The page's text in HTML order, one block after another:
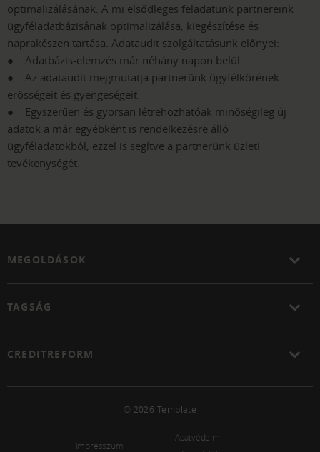
optimalizálásának. A mi elsődleges feladatunk partnereink
ügyféladatbázisának optimalizálása, kiegészítése és
naprakészen tartása. Adataudit szolgáltatásunk előnyei:
● Adatbázis-elemzés már néhány napon belül.
● Az adataudit megmutatja partnerünk ügyfélkörének
erősségeit és gyengeségeit.
● Egyszerűen és gyorsan létrehozhatóak minőségileg új
adatok a már egyébként is rendelkezésre álló
ügyféladatokból, ezzel is segítve a partnerünk üzleti
tevékenységét.
MEGOLDÁSOK
TAGSÁG
CREDITREFORM
© 2026 Template
Impresszum
Adatvédelmi